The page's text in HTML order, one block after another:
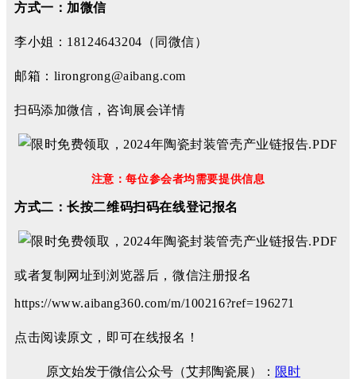
方式一：加微信
李小姐：18124643204（同微信）
邮箱：lirongrong@aibang.com
扫码添加微信，咨询展会详情
注意：每位参会者均需要提供信息
方式二：长按二维码扫码在线登记报名
或者复制网址到浏览器后，微信注册报名
https://www.aibang360.com/m/100216?ref=196271
点击阅读原文，即可在线报名！
原文始发于微信公众号（艾邦陶瓷展）： 限时